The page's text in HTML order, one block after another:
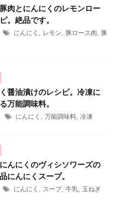
肉とにんにくのレモンロー
。絶品です。
にんにく レモン 豚ロース肉
豚
醤油漬けのレシピ。冷凍に
万能調味料。
にんにく 万能調味料 冷凍
んにくのヴィシソワーズの
にんにくスープ。
にんにく スープ, 牛乳 玉ねぎ